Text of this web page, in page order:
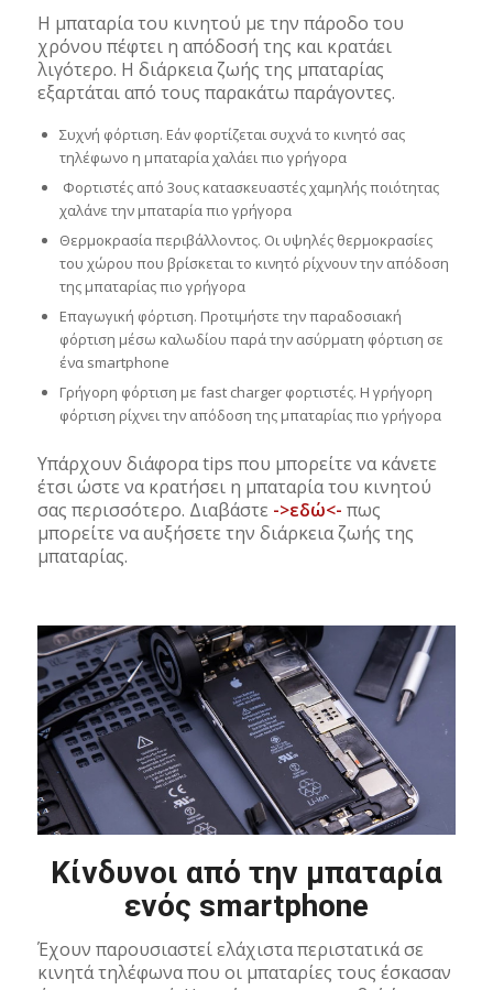
Η μπαταρία του κινητού με την πάροδο του
χρόνου πέφτει η απόδοσή της και κρατάει
λιγότερο. Η διάρκεια ζωής της μπαταρίας
εξαρτάται από τους παρακάτω παράγοντες.
Συχνή φόρτιση. Εάν φορτίζεται συχνά το κινητό σας
τηλέφωνο η μπαταρία χαλάει πιο γρήγορα
Φορτιστές από 3ους κατασκευαστές χαμηλής ποιότητας
χαλάνε την μπαταρία πιο γρήγορα
Θερμοκρασία περιβάλλοντος. Οι υψηλές θερμοκρασίες
του χώρου που βρίσκεται το κινητό ρίχνουν την απόδοση
της μπαταρίας πιο γρήγορα
Επαγωγική φόρτιση. Προτιμήστε την παραδοσιακή
φόρτιση μέσω καλωδίου παρά την ασύρματη φόρτιση σε
ένα smartphone
Γρήγορη φόρτιση με fast charger φορτιστές. Η γρήγορη
φόρτιση ρίχνει την απόδοση της μπαταρίας πιο γρήγορα
Υπάρχουν διάφορα tips που μπορείτε να κάνετε
έτσι ώστε να κρατήσει η μπαταρία του κινητού
σας περισσότερο. Διαβάστε ->εδώ<- πως
μπορείτε να αυξήσετε την διάρκεια ζωής της
μπαταρίας.
Κίνδυνοι από την μπαταρία
ενός smartphone
Έχουν παρουσιαστεί ελάχιστα περιστατικά σε
κινητά τηλέφωνα που οι μπαταρίες τους έσκασαν